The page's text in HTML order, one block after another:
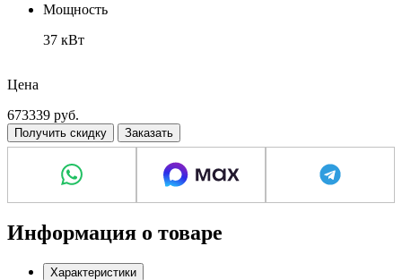
Мощность
37 кВт
Цена
673339 руб.
Получить скидку Заказать
Информация о товаре
Характеристики